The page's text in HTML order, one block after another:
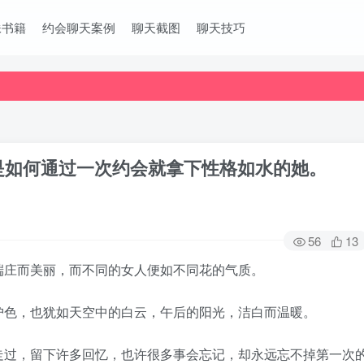
籍 约会聊天案例 聊天截图 聊天技巧
何通过一次约会就拿下性格如水的她。
56 13
而美丽，而不同的女人便如不同花的气质。
，也犹如天空中的白云，午后的阳光，洁白而温暖。
，留下许多回忆，也许很多事会忘记，却永远忘不掉第一次